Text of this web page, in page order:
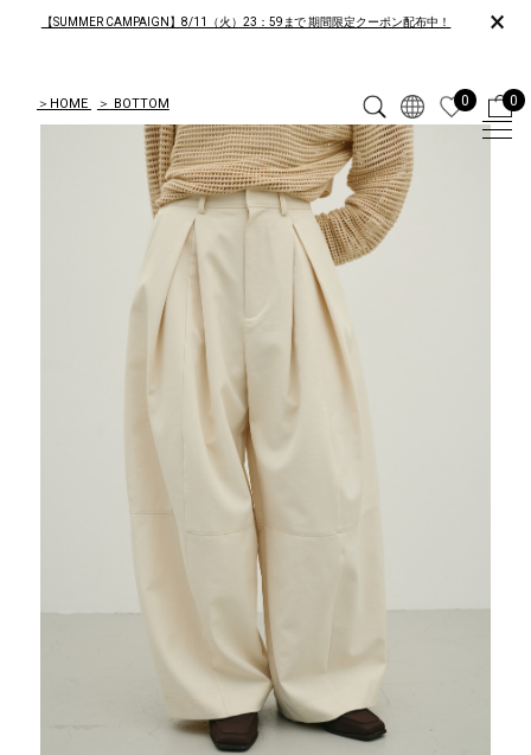
【SUMMER CAMPAIGN】8/11（火）23：59まで 期間限定クーポン配布中！ ×
＞ HOME ＞ BOTTOM 0 0